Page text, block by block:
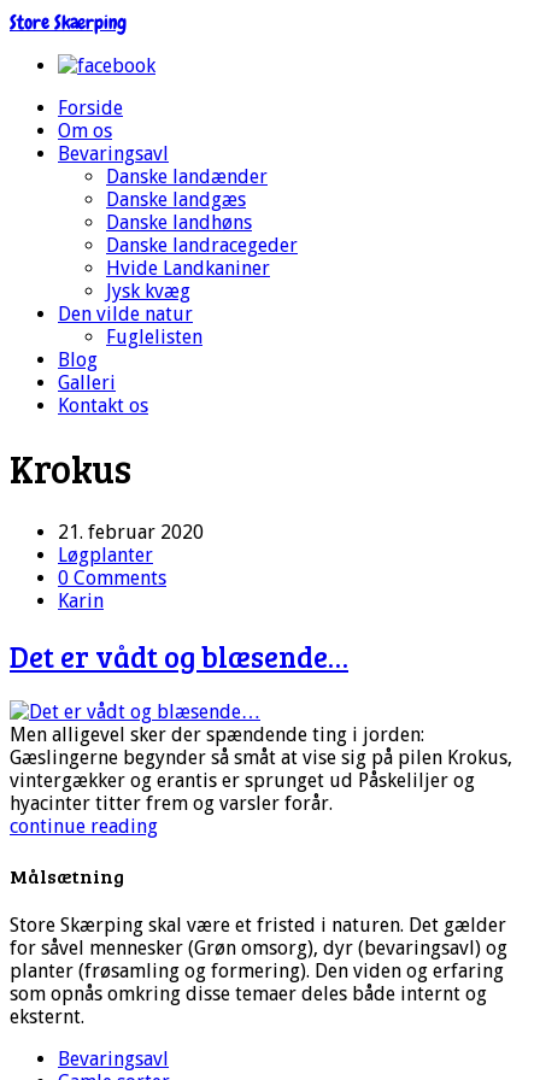
Store Skærping
Forside
Om os
Bevaringsavl
Danske landænder
Danske landgæs
Danske landhøns
Danske landracegeder
Hvide Landkaniner
Jysk kvæg
Den vilde natur
Fuglelisten
Blog
Galleri
Kontakt os
Krokus
21. februar 2020
Løgplanter
0 Comments
Karin
Det er vådt og blæsende…
Men alligevel sker der spændende ting i jorden:
Gæslingerne begynder så småt at vise sig på pilen Krokus,
vintergækker og erantis er sprunget ud Påskeliljer og
hyacinter titter frem og varsler forår.
continue reading
Målsætning
Store Skærping skal være et fristed i naturen. Det gælder
for såvel mennesker (Grøn omsorg), dyr (bevaringsavl) og
planter (frøsamling og formering). Den viden og erfaring
som opnås omkring disse temaer deles både internt og
eksternt.
Bevaringsavl